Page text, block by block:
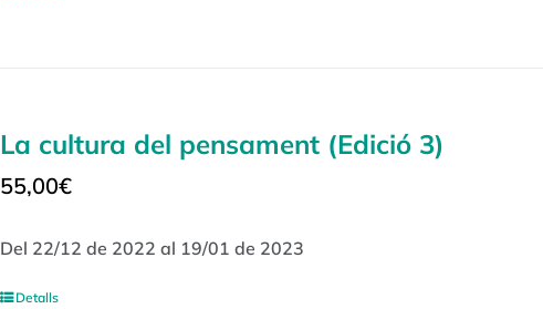
La cultura del pensament (Edició 3)
55,00€
Del 22/12 de 2022 al 19/01 de 2023
Detalls